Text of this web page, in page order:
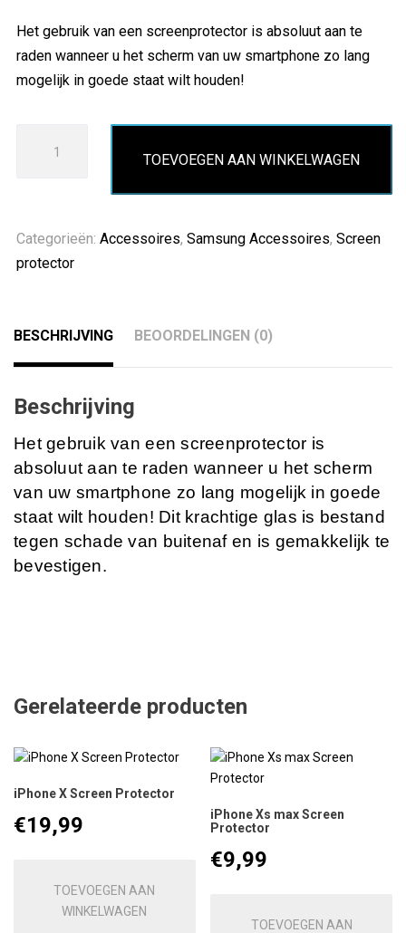
Het gebruik van een screenprotector is absoluut aan te
raden wanneer u het scherm van uw smartphone zo lang
mogelijk in goede staat wilt houden!
Protector
aantal
TOEVOEGEN AAN WINKELWAGEN
Categorieën: Accessoires, Samsung Accessoires, Screen
protector
BESCHRIJVING BEOORDELINGEN (0)
Beschrijving
Het gebruik van een screenprotector is
absoluut aan te raden wanneer u het scherm
van uw smartphone zo lang mogelijk in goede
staat wilt houden! Dit krachtige glas is bestand
tegen schade van buitenaf en is gemakkelijk te
bevestigen.
Gerelateerde producten
iPhone X Screen Protector
€19,99
TOEVOEGEN AAN
WINKELWAGEN
iPhone Xs max Screen
Protector
€9,99
TOEVOEGEN AAN